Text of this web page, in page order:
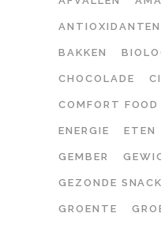
ANTIOXIDANTEN
BAKKEN
CHOCOLADE
COMFORT FOOD
ENERGIE ETEN
GEMBER
GEZONDE SNACK
GROENTE